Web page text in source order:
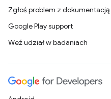
Zgłoś problem z dokumentacją
Google Play support
Weź udział w badaniach